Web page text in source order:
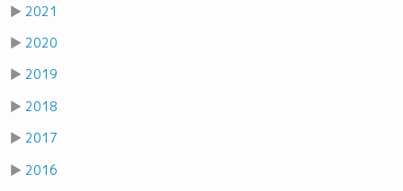
▶ 2021
▶ 2020
▶ 2019
▶ 2018
▶ 2017
▶ 2016